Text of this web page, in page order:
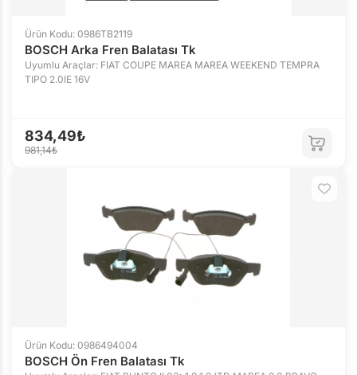
Ürün Kodu: 0986TB2119
BOSCH Arka Fren Balatası Tk
Uyumlu Araçlar: FIAT COUPE MAREA MAREA WEEKEND TEMPRA
TIPO 2.0IE 16V
834,49₺
981,14₺
Ürün Kodu: 0986494004
BOSCH Ön Fren Balatası Tk